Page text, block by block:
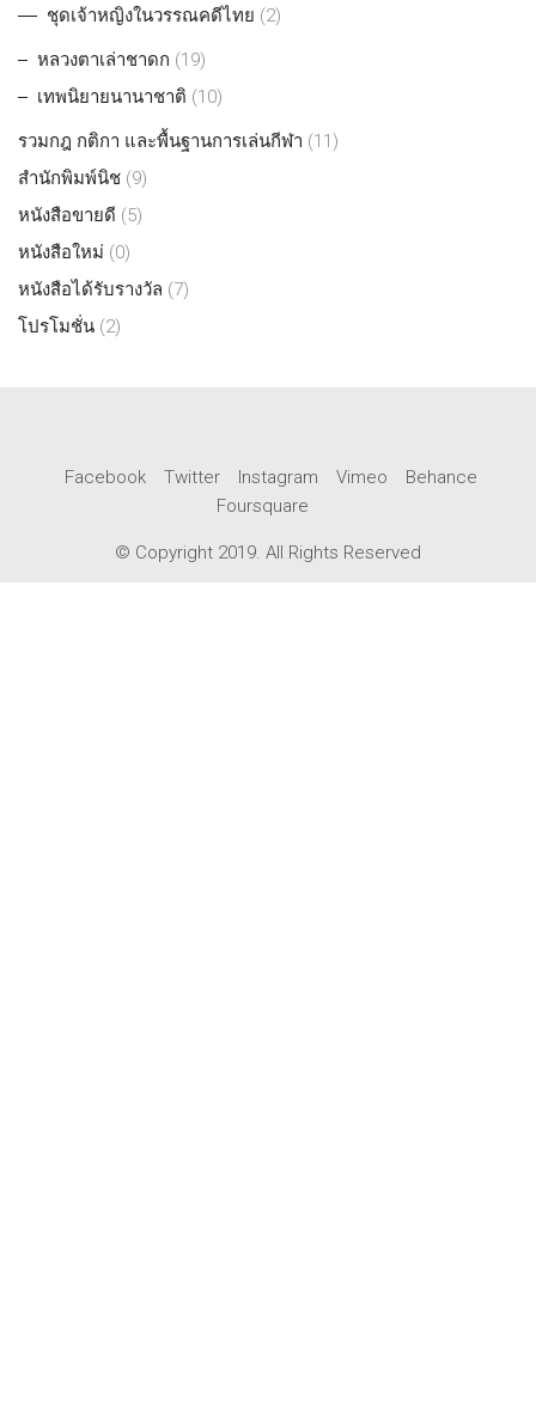
ชุดเจ้าหญิงในวรรณคดีไทย (2)
หลวงตาเล่าชาดก (19)
เทพนิยายนานาชาติ (10)
รวมกฎ กติกา และพื้นฐานการเล่นกีฬา (11)
สำนักพิมพ์นิช (9)
หนังสือขายดี (5)
หนังสือใหม่ (0)
หนังสือได้รับรางวัล (7)
โปรโมชั่น (2)
Facebook Twitter Instagram Vimeo
Behance
Foursquare
© Copyright 2019. All Rights Reserved